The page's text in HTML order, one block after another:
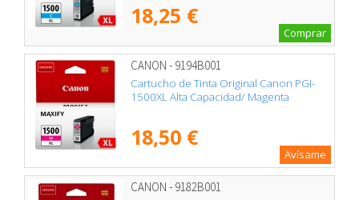
18,25 €
Comprar
CANON - 9194B001
Cartucho de Tinta Original Canon PGI-
1500XL Alta Capacidad/ Magenta
18,50 €
Avísame
CANON - 9182B001